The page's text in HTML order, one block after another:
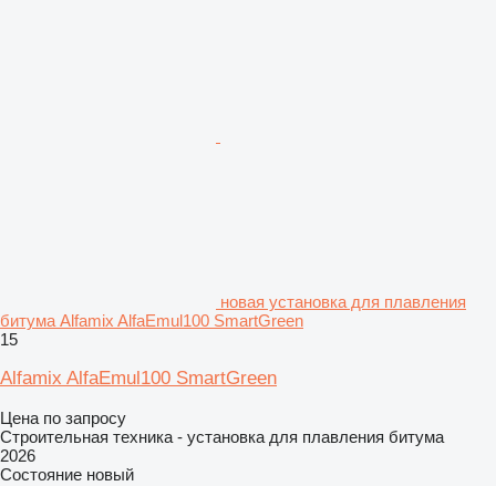
новая установка для плавления
битума Alfamix AlfaEmul100 SmartGreen
15
Alfamix AlfaEmul100 SmartGreen
Цена по запросу
Строительная техника - установка для плавления битума
2026
Состояние новый